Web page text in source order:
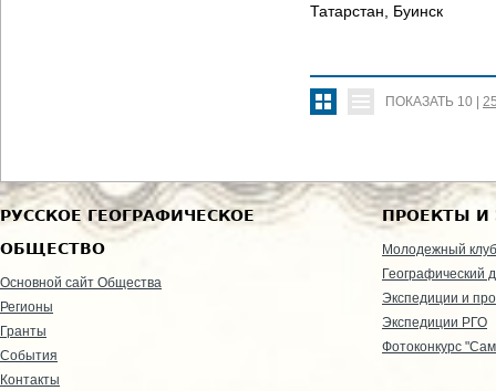
Татарстан, Буинск
ПОКАЗАТЬ 10 |
РУССКОЕ ГЕОГРАФИЧЕСКОЕ
ОБЩЕСТВО
Основной сайт Общества
Регионы
Гранты
События
Контакты
ПРОЕКТЫ И
Молодежный клуб
Географический
Экспедиции и
Экспедиции РГО
Фотоконкурс